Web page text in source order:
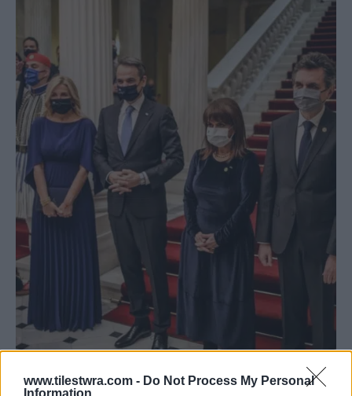
www.tilestwra.com - Do Not Process My Personal
Information